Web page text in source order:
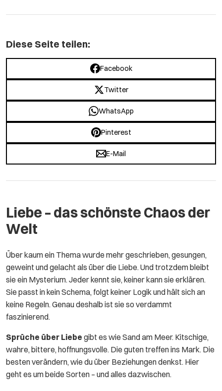
Diese Seite teilen:
Facebook
Twitter
WhatsApp
Pinterest
E-Mail
Liebe – das schönste Chaos der
Welt
Über kaum ein Thema wurde mehr geschrieben, gesungen,
geweint und gelacht als über die Liebe. Und trotzdem bleibt
sie ein Mysterium. Jeder kennt sie, keiner kann sie erklären.
Sie passt in kein Schema, folgt keiner Logik und hält sich an
keine Regeln. Genau deshalb ist sie so verdammt
faszinierend.
Sprüche über Liebe gibt es wie Sand am Meer. Kitschige,
wahre, bittere, hoffnungsvolle. Die guten treffen ins Mark. Die
besten verändern, wie du über Beziehungen denkst. Hier
geht es um beide Sorten – und alles dazwischen.